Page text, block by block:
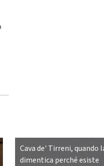
Cava de' Tirreni, quando
dimentica perché esiste